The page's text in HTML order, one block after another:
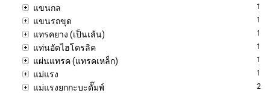
แขนกล 1
แขนรถขุด 1
แทรคยาง (เป็นเส้น) 1
แท่นอัดไฮโดรลิค 1
แผ่นแทรค (แทรคเหล็ก) 1
แม่แรง 1
แม่แรงยกกะบะดั๊มพ์ 2